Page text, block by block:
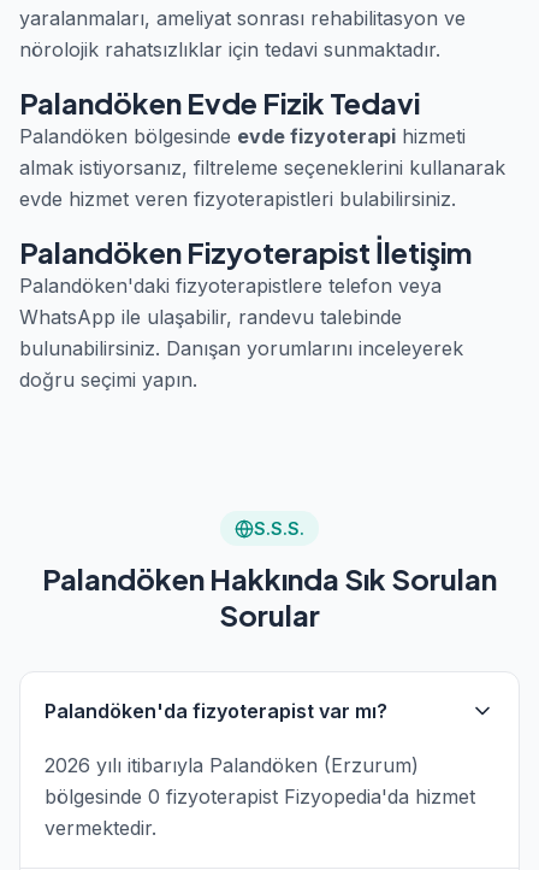
yaralanmaları, ameliyat sonrası rehabilitasyon ve
nörolojik rahatsızlıklar için tedavi sunmaktadır.
Palandöken Evde Fizik Tedavi
Palandöken bölgesinde evde fizyoterapi hizmeti
almak istiyorsanız, filtreleme seçeneklerini kullanarak
evde hizmet veren fizyoterapistleri bulabilirsiniz.
Palandöken Fizyoterapist İletişim
Palandöken'daki fizyoterapistlere telefon veya
WhatsApp ile ulaşabilir, randevu talebinde
bulunabilirsiniz. Danışan yorumlarını inceleyerek
doğru seçimi yapın.
S.S.S.
Palandöken Hakkında Sık Sorulan
Sorular
Palandöken'da fizyoterapist var mı?
2026 yılı itibarıyla Palandöken (Erzurum)
bölgesinde 0 fizyoterapist Fizyopedia'da hizmet
vermektedir.